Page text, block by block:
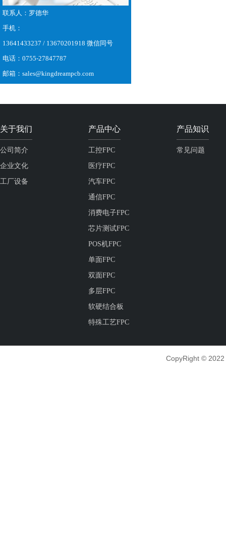
联系人：罗德华
手机：
13641433237 / 13670201918 微信同号
电话：0755-27847787
邮箱：sales@kingdreampcb.com
关于我们
公司简介
企业文化
工厂设备
产品中心
工控FPC
医疗FPC
汽车FPC
通信FPC
消费电子FPC
芯片测试FPC
POS机FPC
单面FPC
双面FPC
多层FPC
软硬结合板
特殊工艺FPC
产品知识
常见问题
CopyRight ©